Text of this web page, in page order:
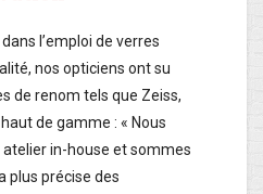
l’emploi de verres
nos opticiens ont su
de renom tels que Zeiss,
de gamme : « Nous
in-house et sommes
plus précise des